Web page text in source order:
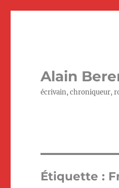
Alain
écrivain, chroniqueur,
Étiquette :